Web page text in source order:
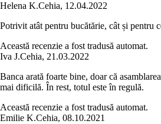
Helena K.Cehia, 12.04.2022
Potrivit atât pentru bucătărie, cât și pentru
Această recenzie a fost tradusă automat.
Iva J.Cehia, 21.03.2022
Banca arată foarte bine, doar că
mai dificilă. În rest, totul este în regulă.
Această recenzie a fost tradusă automat.
Emilie K.Cehia, 08.10.2021